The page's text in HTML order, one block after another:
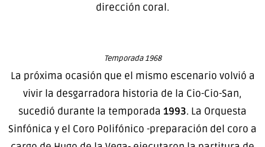
dirección coral.
Temporada 1968
La próxima ocasión que el mismo escenario volvió a
vivir la desgarradora historia de la Cio-Cio-San,
sucedió durante la temporada 1993. La Orquesta
Sinfónica y el Coro Polifónico -preparación del coro a